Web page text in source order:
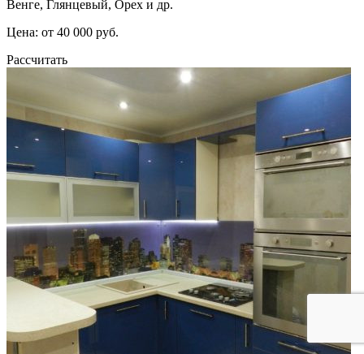
Венге, Глянцевый, Орех и др.
Цена: от 40 000 руб.
Рассчитать